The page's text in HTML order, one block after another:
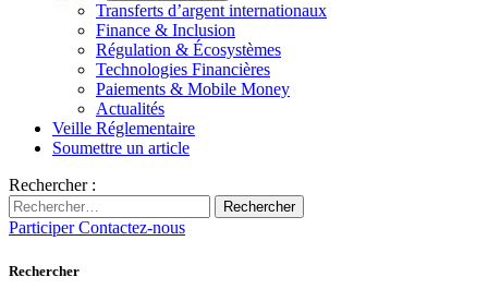
Transferts d’argent internationaux
Finance & Inclusion
Régulation & Écosystèmes
Technologies Financières
Paiements & Mobile Money
Actualités
Veille Réglementaire
Soumettre un article
Rechercher :
Rechercher
ParticiperContactez-nous
Rechercher